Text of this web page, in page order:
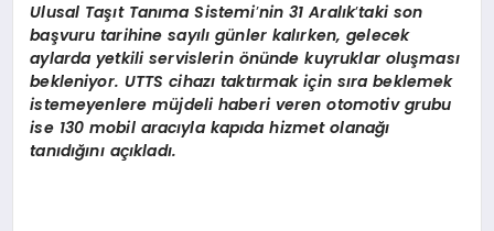
Ulusal Taşıt Tanıma Sistemi’nin 31 Aralık’taki son
başvuru tarihine sayılı günler kalırken, gelecek
aylarda yetkili servislerin önünde kuyruklar oluşması
bekleniyor. UTTS cihazı taktırmak için sıra beklemek
istemeyenlere müjdeli haberi veren otomotiv grubu
ise 130 mobil aracıyla kapıda hizmet olanağı
tanıdığını açıkladı.